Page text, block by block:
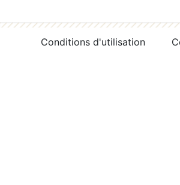
Conditions d'utilisation